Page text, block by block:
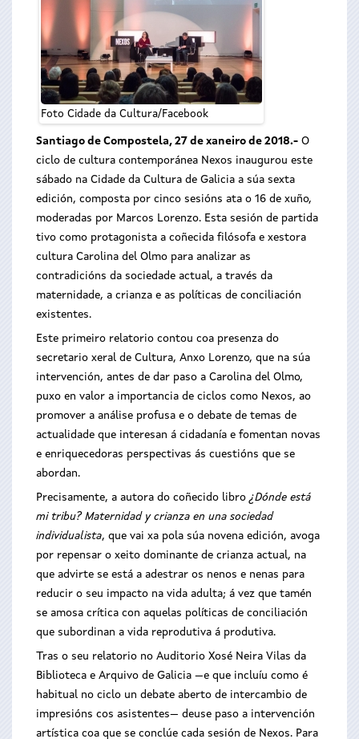
Foto Cidade da Cultura/Facebook
Santiago de Compostela, 27 de xaneiro de 2018.- O
ciclo de cultura contemporánea Nexos inaugurou este
sábado na Cidade da Cultura de Galicia a súa sexta
edición, composta por cinco sesións ata o 16 de xuño,
moderadas por Marcos Lorenzo. Esta sesión de partida
tivo como protagonista a coñecida filósofa e xestora
cultura Carolina del Olmo para analizar as
contradicións da sociedade actual, a través da
maternidade, a crianza e as políticas de conciliación
existentes.
Este primeiro relatorio contou coa presenza do
secretario xeral de Cultura, Anxo Lorenzo, que na súa
intervención, antes de dar paso a Carolina del Olmo,
puxo en valor a importancia de ciclos como Nexos, ao
promover a análise profusa e o debate de temas de
actualidade que interesan á cidadanía e fomentan novas
e enriquecedoras perspectivas ás cuestións que se
abordan.
Precisamente, a autora do coñecido libro ¿Dónde está
mi tribu? Maternidad y crianza en una sociedad
individualista, que vai xa pola súa novena edición, avoga
por repensar o xeito dominante de crianza actual, na
que advirte se está a adestrar os nenos e nenas para
reducir o seu impacto na vida adulta; á vez que tamén
se amosa crítica con aquelas políticas de conciliación
que subordinan a vida reprodutiva á produtiva.
Tras o seu relatorio no Auditorio Xosé Neira Vilas da
Biblioteca e Arquivo de Galicia —e que incluíu como é
habitual no ciclo un debate aberto de intercambio de
impresións cos asistentes— deuse paso a intervención
artística coa que se conclúe cada sesión de Nexos. Para